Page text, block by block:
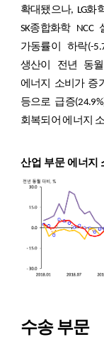
확대됐으나, LG화
SK종합화학 NCC
가동률이 하락(-
생산이 전년 동
에너지 소비가 증
등으로 급증
회복되어 에너지
산업 부문 에너지
수송 부문